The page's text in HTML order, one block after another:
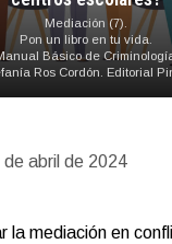
Mediación (7).
Pon un libro en tu vida.
Básico de
Ros Cordón. Editorial
de abril de 2024
la mediación en